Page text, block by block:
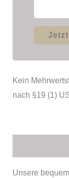
Kein
nach §19 (1)
Unsere